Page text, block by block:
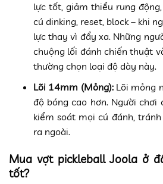
lực tốt, giảm thiểu rung
cú dinking, reset, block – khi
lực thay vì đẩy xa. Những
chuộng lối đánh chiến thuật
thường chọn loại độ dày này.
Lõi 14mm (Mỏng):Lõi mỏng
độ bóng cao hơn. Người
kiểm soát mọi cú đánh,
ra ngoài.
Mua vợt pickleball Joola ở
tốt?